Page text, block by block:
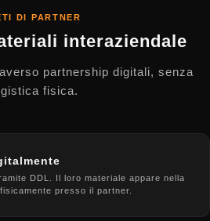
DI PARTNER
interaziendale
partnership digitali, senza
fisica.
DDL. Il loro materiale appare nella
presso il partner.